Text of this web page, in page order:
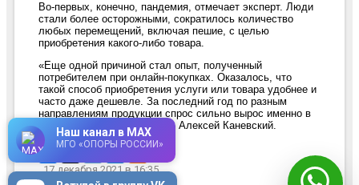
Во-первых, конечно, пандемия, отмечает эксперт. Люди
стали более осторожными, сократилось количество
любых перемещений, включая пешие, с целью
приобретения какого-либо товара.
«Еще одной причиной стал опыт, полученный
потребителем при онлайн-покупках. Оказалось, что
такой способ приобретения услуги или товара удобнее и
часто даже дешевле. За последний год по разным
направлениям продукции спрос сильно вырос именно в
онлайн-сфере», – заключил Алексей Каневский.
17 декабря 2021в 16:35
Наш канал в MAX
МГО «ОПОРЫ РОССИИ»